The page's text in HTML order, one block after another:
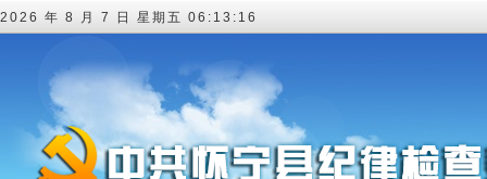
2026 年 8 月 7 日 星期五 06:13:18